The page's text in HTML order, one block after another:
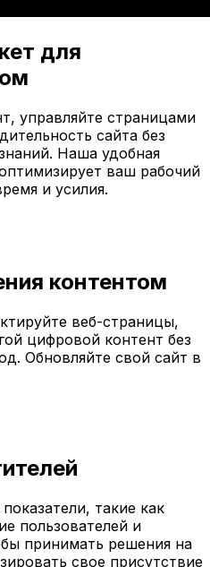
для
управляйте страницами
сайта без
Наша удобная
ваш рабочий
и усилия.
контентом
веб-страницы,
цифровой контент без
Обновляйте свой сайт в
такие как
пользователей и
принимать решения на
свое присутствие